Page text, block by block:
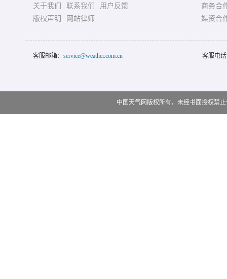
关于我们 联系我们
用户反馈
版权声明
网站律师
商务合
媒资合
客服邮箱： service@weather.com.cn 客服电
中国天气网版权所有，未经书面授权